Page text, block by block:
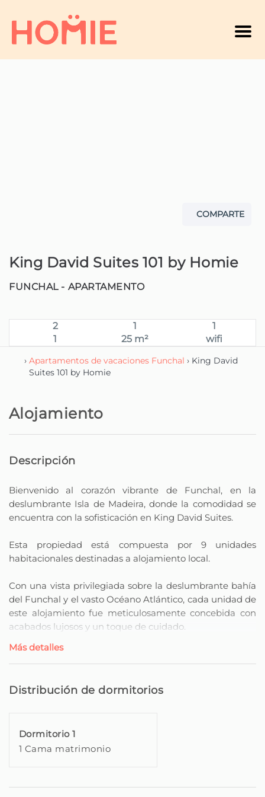
Menu
COMPARTE
King David Suites 101 by Homie
FUNCHAL - APARTAMENTO
2 1
1
1
25 m² wifi
› Apartamentos de vacaciones Funchal › King David
Suites 101 by Homie
Alojamiento
Descripción
Bienvenido al corazón vibrante de Funchal, en la
deslumbrante Isla de Madeira, donde la comodidad se
encuentra con la sofisticación en King David Suites.
Esta propiedad está compuesta por 9 unidades
habitacionales destinadas a alojamiento local.
Con una vista privilegiada sobre la deslumbrante bahía
del Funchal y el vasto Océano Atlántico, cada unidad de
este alojamiento fue meticulosamente concebida con
acabados lujosos y un toque de cuidado.
Nuestra atención al detalle se refleja en interiores
elegantes, proporcionando una atmósfera acogedora
sumergiéndolo en el calor y en la vida cotidiana de la
ciudad.
moderno que permite el acceso a todos los pisos del
Más detalles
Distribución de dormitorios
Dormitorio 1
1 Cama matrimonio